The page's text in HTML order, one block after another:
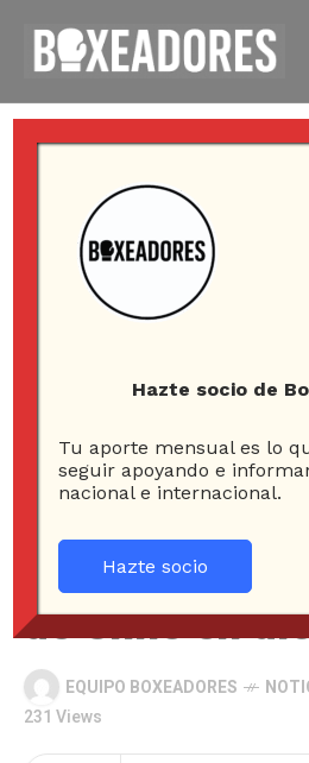
NOTICIAS
EL TÍTULO DE CHILE EN
Todo listo
Mascareña vs
Adriazola por
de Chile en
EQUIPO BOXEADORES
231 Views
Hazte socio de
Tu aporte mensual es lo
seguir apoyando e
nacional e internacional.
Hazte socio